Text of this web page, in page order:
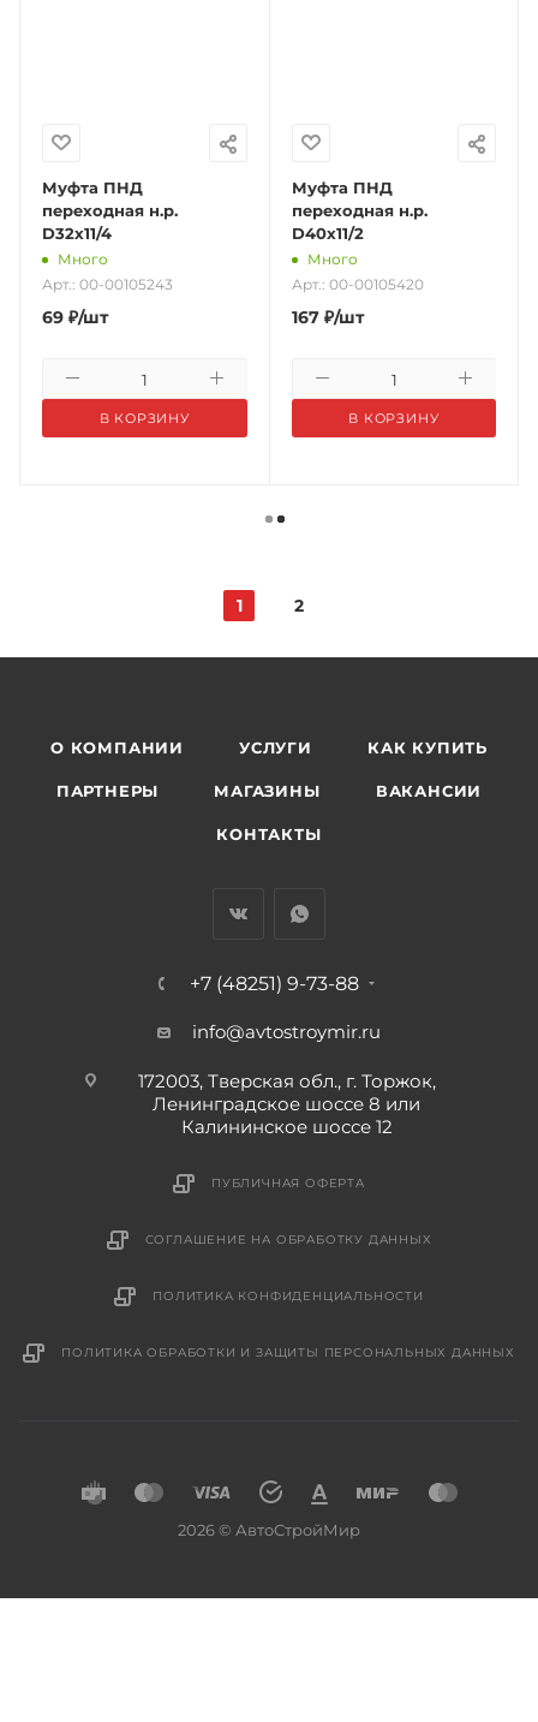
Муфта ПНД
переходная н.р.
D32х11/4
Много
Арт.: 00-00105243
69 ₽/шт
В КОРЗИНУ
Муфта ПНД
переходная н.р.
D40х11/2
Много
Арт.: 00-00105420
167₽/шт
В КОРЗИНУ
1 2
О КОМПАНИИ УСЛУГИ КАК КУПИТЬ
ПАРТНЕРЫ МАГАЗИНЫ ВАКАНСИИ
КОНТАКТЫ
+7 (48251) 9-73-88
info@avtostroymir.ru
172003, Тверская обл., г. Торжок,
Ленинградское шоссе 8 или
Калининское шоссе 12
ПУБЛИЧНАЯ ОФЕРТА
СОГЛАШЕНИЕ НА ОБРАБОТКУ ДАННЫХ
ПОЛИТИКА КОНФИДЕНЦИАЛЬНОСТИ
ПОЛИТИКА ОБРАБОТКИ И ЗАЩИТЫ ПЕРСОНАЛЬНЫХ ДАННЫХ
2026 © АвтоСтройМир